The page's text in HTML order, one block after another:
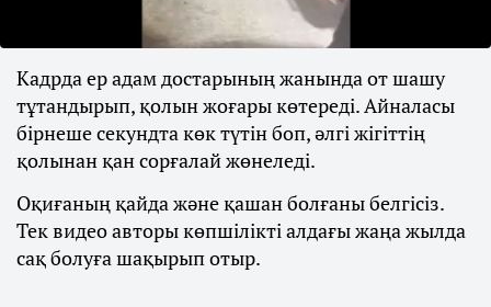
Кадрда ер адам достарының жанында от шашу
тұтандырып, қолын жоғары көтереді. Айналасы
бірнеше секундта көк түтін боп, әлгі жігіттің
қолынан қан сорғалай жөнеледі.
Оқиғаның қайда және қашан болғаны белгісіз.
Тек видео авторы көпшілікті алдағы жаңа жылда
сақ болуға шақырып отыр.